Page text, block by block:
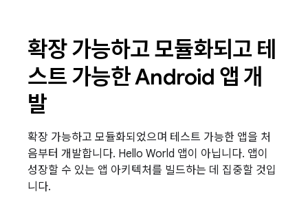
확장 가능하고 모듈화되고 테
스트 가능한 Android 앱 개
발
확장 가능하고 모듈화되었으며 테스트 가능한 앱을 처
음부터 개발합니다. Hello World 앱이 아닙니다. 앱이
성장할 수 있는 앱 아키텍처를 빌드하는 데 집중할 것입
니다.